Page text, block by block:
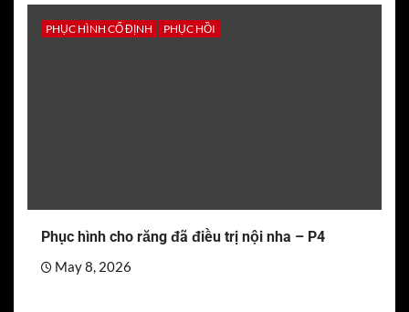
PHỤC HÌNH CỐ ĐỊNH PHỤC HỒI
Phục hình cho răng đã điều trị nội nha – P4
May 8, 2026